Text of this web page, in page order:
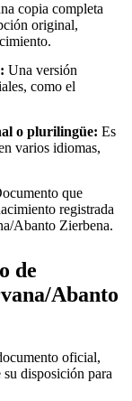
copia completa
original,
Una versión
como el
o plurilingüe: Es
varios idiomas,
que
registrada
Abanto Zierbena.
de
Abanto
oficial,
disposición para